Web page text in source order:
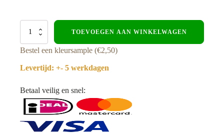
Hoekprofiel
Composiet
-
aantal
TOEVOEGEN AAN WINKELWAGEN
Bestel een kleursample (€2,50)
Levertijd: +- 5 werkdagen
Betaal veilig en snel: